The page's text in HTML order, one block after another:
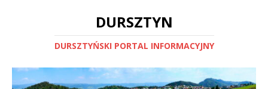
DURSZTYN
DURSZTYŃSKI PORTAL INFORMACYJNY